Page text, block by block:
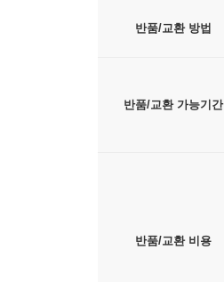
반품/교환 방법
반품/교환 가능기간
반품/교환 비용